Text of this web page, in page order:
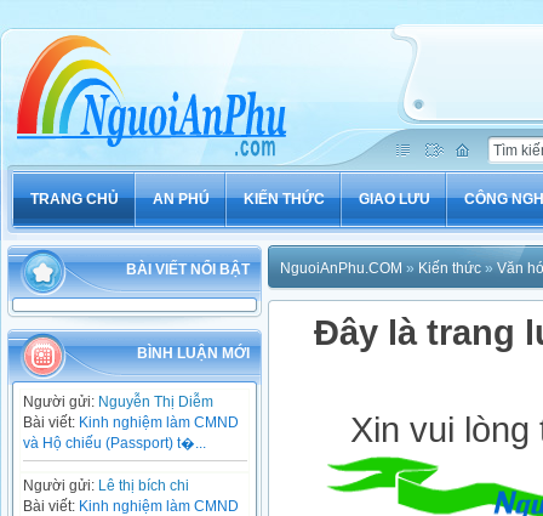
TRANG CHỦ AN PHÚ KIẾN THỨC GIAO LƯU CÔNG
BÀI VIẾT NỔI BẬT
BÌNH LUẬN MỚI
Người gửi: Nguyễn Thị Diễm
Bài viết: Kinh nghiệm làm CMND
và Hộ chiếu (Passport) t�...
Người gửi: Lê thị bích chi
Bài viết: Kinh nghiệm làm CMND
NguoiAnPhu.COM » Kiến thức » Văn
Đây là trang
Xin vui